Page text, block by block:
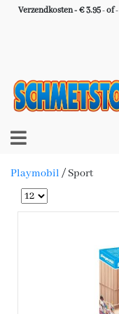
Verzendkosten - € 3.95-of-
Playmobil / Sport